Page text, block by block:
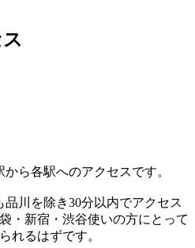
ら各駅へのアクセスです。
川を除き30分以内でアクセス
・新宿・渋谷使いの方にとって
れるはずです。